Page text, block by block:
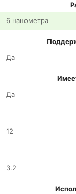
6 нанометра
Да
Да
12
3.2